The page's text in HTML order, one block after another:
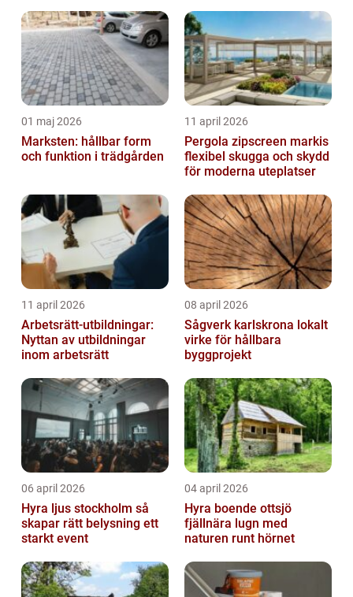
01 maj 2026
Marksten: hållbar form
och funktion i trädgården
11 april 2026
Pergola zipscreen markis
flexibel skugga och skydd
för moderna uteplatser
11 april 2026
Arbetsrätt-utbildningar:
Nyttan av utbildningar
inom arbetsrätt
08 april 2026
Sågverk karlskrona lokalt
virke för hållbara
byggprojekt
06 april 2026
Hyra ljus stockholm så
skapar rätt belysning ett
starkt event
04 april 2026
Hyra boende ottsjö
fjällnära lugn med
naturen runt hörnet